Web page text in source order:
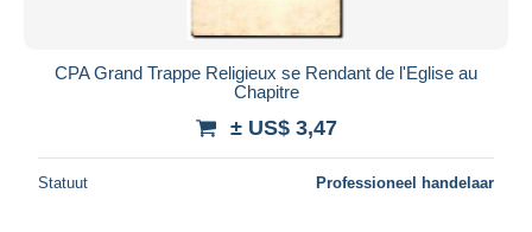
CPA Grand Trappe Religieux se Rendant de l'Eglise au
Chapitre
± US$ 3,47
Statuut Professioneel handelaar